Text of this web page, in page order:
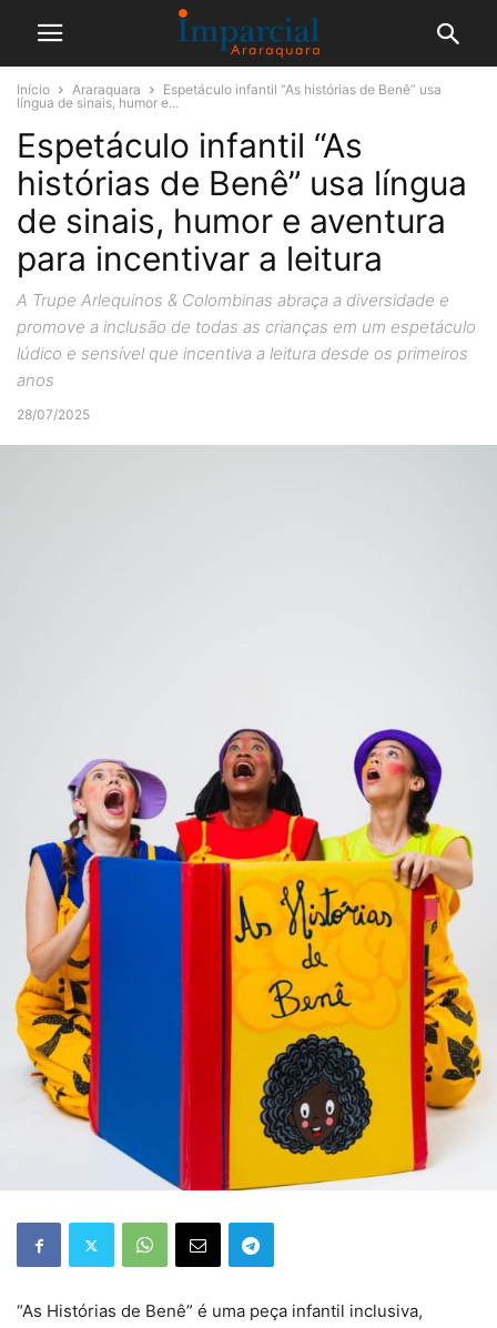
Início Araraquara
Espetáculo infantil “As histórias de Benê” usa
língua de sinais, humor e...
Espetáculo infantil “As
histórias de Benê” usa língua
de sinais, humor e aventura
para incentivar a leitura
A Trupe Arlequinos & Colombinas abraça a diversidade e
promove a inclusão de todas as crianças em um espetáculo
lúdico e sensível que incentiva a leitura desde os primeiros
anos
28/07/2025
“As Histórias de Benê” é uma peça infantil inclusiva,